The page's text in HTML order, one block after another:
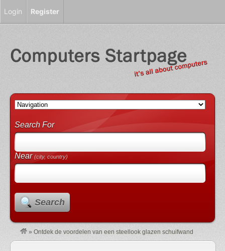
Search For
Near(city, country)
Search
» Ontdek de voordelen van een steellook glazen schuifwand
Login Register